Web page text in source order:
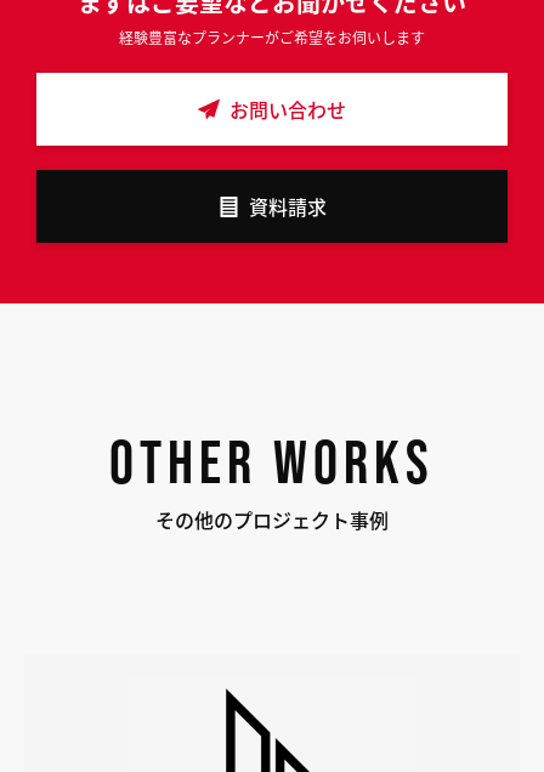
経験豊富なプランナーがご希望をお伺いします
お問い合わせ
資料請求
OTHER WORKS
その他のプロジェクト事例